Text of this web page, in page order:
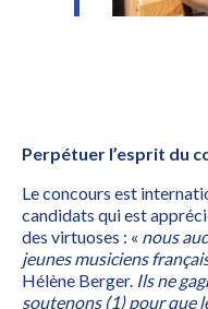
Perpétuer l’esprit du
Le concours est
candidats qui est
des virtuoses : « nous
jeunes musiciens
Hélène Berger. Ils ne
soutenons (1) pour que